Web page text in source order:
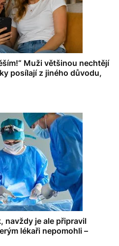
Muži většinou nechtějí
posílají z jiného důvodu,
navždy je ale připravil
lékaři nepomohli –